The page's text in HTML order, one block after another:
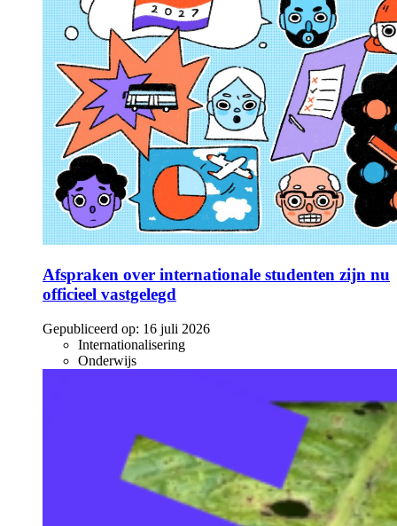
Afspraken over internationale studenten zijn nu
officieel vastgelegd
Gepubliceerd op: 16 juli 2026
Internationalisering
Onderwijs